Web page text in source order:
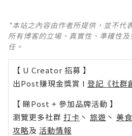
*本站之內容由作者所提供，並不代
所有博客的立場、真實性、準確性
任。
【 U Creator 招募 】
出Post賺現金獎賞 l 登記《社群
【 睇Post + 參加品牌活動 】
瀏覽更多社群 打卡 丶 旅遊 丶 美食
攻略及 活動情報